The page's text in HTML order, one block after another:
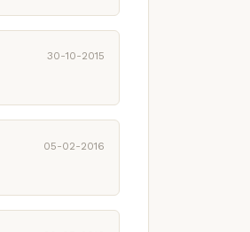
30-10-2015
05-02-2016